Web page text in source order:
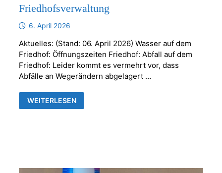
Friedhofsverwaltung
6. April 2026
Aktuelles: (Stand: 06. April 2026) Wasser auf dem
Friedhof: Öffnungszeiten Friedhof: Abfall auf dem
Friedhof: Leider kommt es vermehrt vor, dass
Abfälle an Wegerändern abgelagert …
FRIEDHOFSVERWALTUNG
WEITERLESEN